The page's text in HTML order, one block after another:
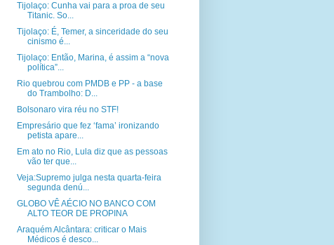
Tijolaço: Cunha vai para a proa de seu
Titanic. So...
Tijolaço: É, Temer, a sinceridade do seu
cinismo é...
Tijolaço: Então, Marina, é assim a “nova
política”...
Rio quebrou com PMDB e PP - a base
do Trambolho: D...
Bolsonaro vira réu no STF!
Empresário que fez ‘fama’ ironizando
petista apare...
Em ato no Rio, Lula diz que as pessoas
vão ter que...
Veja:Supremo julga nesta quarta-feira
segunda denú...
GLOBO VÊ AÉCIO NO BANCO COM
ALTO TEOR DE PROPINA
Araquém Alcântara: criticar o Mais
Médicos é desco...